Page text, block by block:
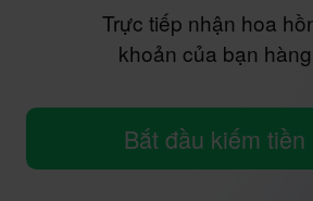
Trực tiếp nhận hoa
khoản của bạn
Bắt đầu kiếm tiền